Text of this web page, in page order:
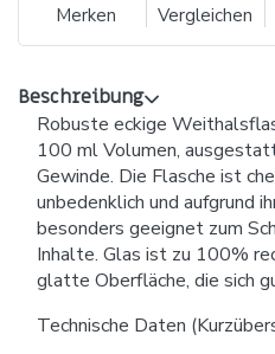
Merken Vergleichen
Beschreibung
Robuste eckige
100 ml Volumen,
Gewinde. Die Flasche ist
unbedenklich und aufgrund
besonders geeignet zum
Inhalte. Glas ist zu 100%
glatte Oberfläche, die sich
Technische Daten